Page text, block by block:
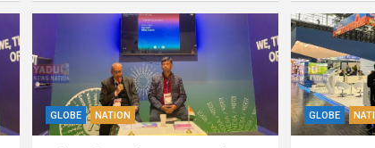
GLOBE NATION GLOBE